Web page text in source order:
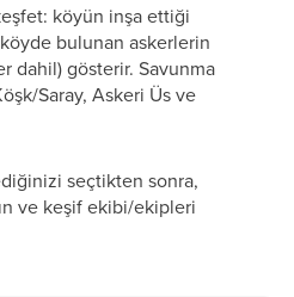
köyün inşa ettiği
bulunan askerlerin
dahil) gösterir. Savunma
Saray, Askeri Üs ve
seçtikten sonra,
ve keşif ekibi/ekipleri